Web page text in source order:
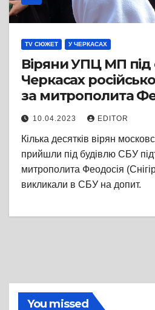
TV СЮЖЕТ У ЧЕРКАСАХ
Віряни УПЦ МП під
Черкасах
за митрополита
викликали на допит
10.04.2023 EDITOR
Кілька десятків вірян
прийшли під будівлю СБУ
митрополита Феодосія
викликали в СБУ на допит.
You missed